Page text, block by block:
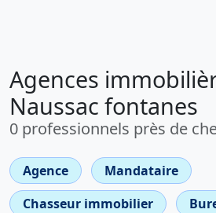
Agences
Naussac fontanes
0 professionnels près de
Agence
Mandataire
Chasseur immobilier